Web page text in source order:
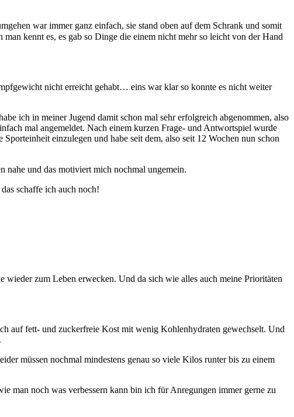
war immer ganz einfach, sie stand oben auf dem Schrank und somit
kennt es, es gab so Dinge die einem nicht mehr so leicht von der Hand
nicht erreicht gehabt… eins war klar so konnte es nicht weiter
ich in meiner Jugend damit schon mal sehr erfolgreich abgenommen, also
mal angemeldet. Nach einem kurzen Frage- und Antwortspiel wurde
einzulegen und habe seit dem, also seit 12 Wochen nun schon
nahe und das motiviert mich nochmal ungemein.
schaffe ich auch noch!
zum Leben erwecken. Und da sich wie alles auch meine Prioritäten
auf fett- und zuckerfreie Kost mit wenig Kohlenhydraten gewechselt. Und
müssen nochmal mindestens genau so viele Kilos runter bis zu einem
man noch was verbessern kann bin ich für Anregungen immer gerne zu